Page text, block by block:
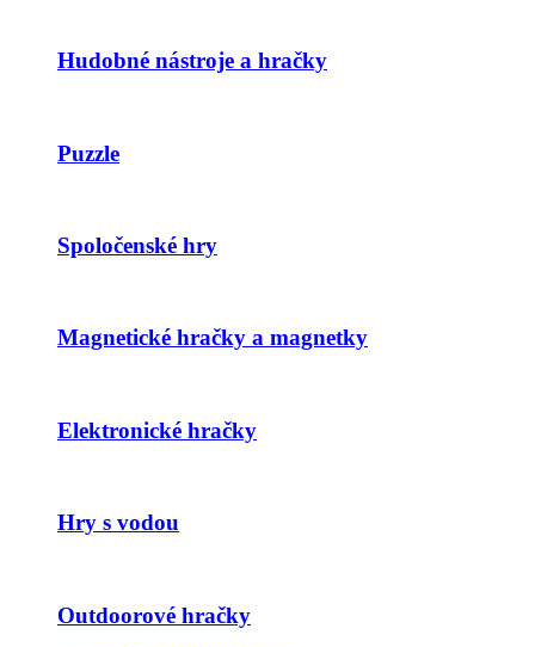
Hudobné nástroje a hračky
Puzzle
Spoločenské hry
Magnetické hračky a magnetky
Elektronické hračky
Hry s vodou
Outdoorové hračky